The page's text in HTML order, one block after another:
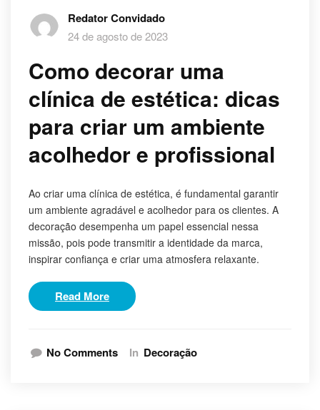
Redator Convidado
24 de agosto de 2023
Como decorar uma
clínica de estética: dicas
para criar um ambiente
acolhedor e profissional
Ao criar uma clínica de estética, é fundamental garantir
um ambiente agradável e acolhedor para os clientes. A
decoração desempenha um papel essencial nessa
missão, pois pode transmitir a identidade da marca,
inspirar confiança e criar uma atmosfera relaxante.
Read More
No Comments In Decoração